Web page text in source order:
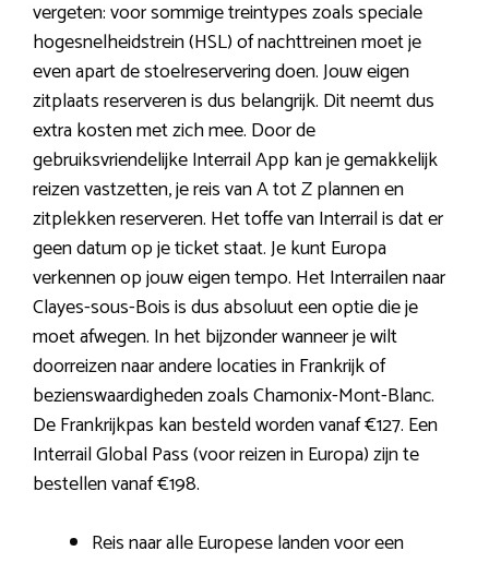
vergeten: voor sommige treintypes zoals speciale
hogesnelheidstrein (HSL) of nachttreinen moet je
even apart de stoelreservering doen. Jouw eigen
zitplaats reserveren is dus belangrijk. Dit neemt dus
extra kosten met zich mee. Door de
gebruiksvriendelijke Interrail App kan je gemakkelijk
reizen vastzetten, je reis van A tot Z plannen en
zitplekken reserveren. Het toffe van Interrail is dat er
geen datum op je ticket staat. Je kunt Europa
verkennen op jouw eigen tempo. Het Interrailen naar
Clayes-sous-Bois is dus absoluut een optie die je
moet afwegen. In het bijzonder wanneer je wilt
doorreizen naar andere locaties in Frankrijk of
bezienswaardigheden zoals Chamonix-Mont-Blanc.
De Frankrijkpas kan besteld worden vanaf €127. Een
Interrail Global Pass (voor reizen in Europa) zijn te
bestellen vanaf €198.
Reis naar alle Europese landen voor een